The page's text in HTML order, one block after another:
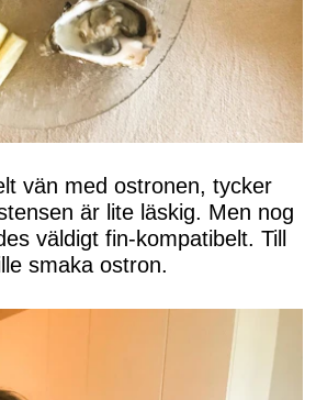
vän med ostronen, tycker
är lite läskig. Men nog
väldigt fin-kompatibelt. Till
smaka ostron.